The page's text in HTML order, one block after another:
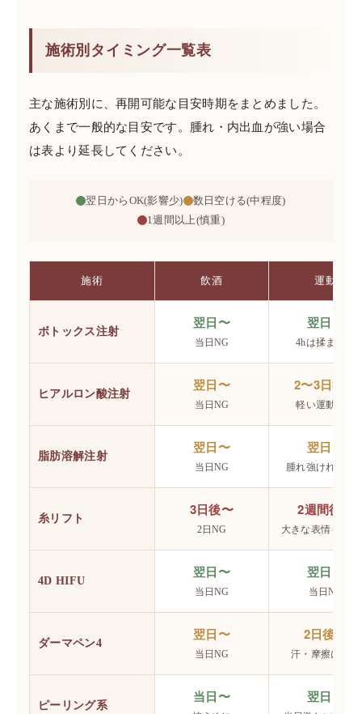
施術別タイミング一覧表
主な施術別に、再開可能な目安時期をまとめました。
あくまで一般的な目安です。腫れ・内出血が強い場合
は表より延長してください。
翌日からOK(影響少)
数日空ける(中程度)
1週間以上(慎重)
施術 飲酒 運動
ボトックス注射
翌日〜
当日NG
翌日〜
4hは揉まない
ヒアルロン酸注射
翌日〜
当日NG
2〜3日後〜
軽い運動から
脂肪溶解注射
翌日〜
当日NG
翌日〜
腫れ強ければ延
糸リフト
3日後〜
2日NG
2週間後〜
大きな表情も控え
4D HIFU
翌日〜
当日NG
翌日〜
当日NG
ダーマペン4
翌日〜
当日NG
2日後〜
汗・摩擦に注意
ピーリング系
当日〜 翌日〜